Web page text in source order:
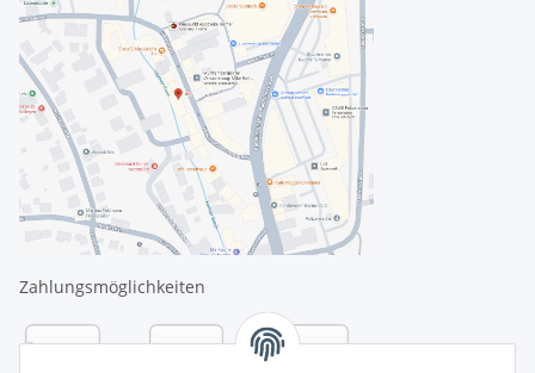
Zahlungsmöglichkeiten